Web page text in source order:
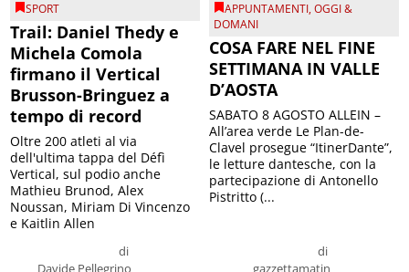
SPORT
Trail: Daniel Thedy e
Michela Comola
firmano il Vertical
Brusson-Bringuez a
tempo di record
di
Davide Pellegrino
Oltre 200 atleti al via
dell'ultima tappa del Défì
Vertical, sul podio anche
Mathieu Brunod, Alex
Noussan, Miriam Di Vincenzo
e Kaitlin Allen
APPUNTAMENTI,OGGI &
DOMANI
COSA FARE NEL FINE
SETTIMANA IN VALLE
D’AOSTA
di
gazzettamatin
SABATO 8 AGOSTO ALLEIN –
All’area verde Le Plan-de-
Clavel prosegue “ItinerDante”,
le letture dantesche, con la
partecipazione di Antonello
Pistritto (...